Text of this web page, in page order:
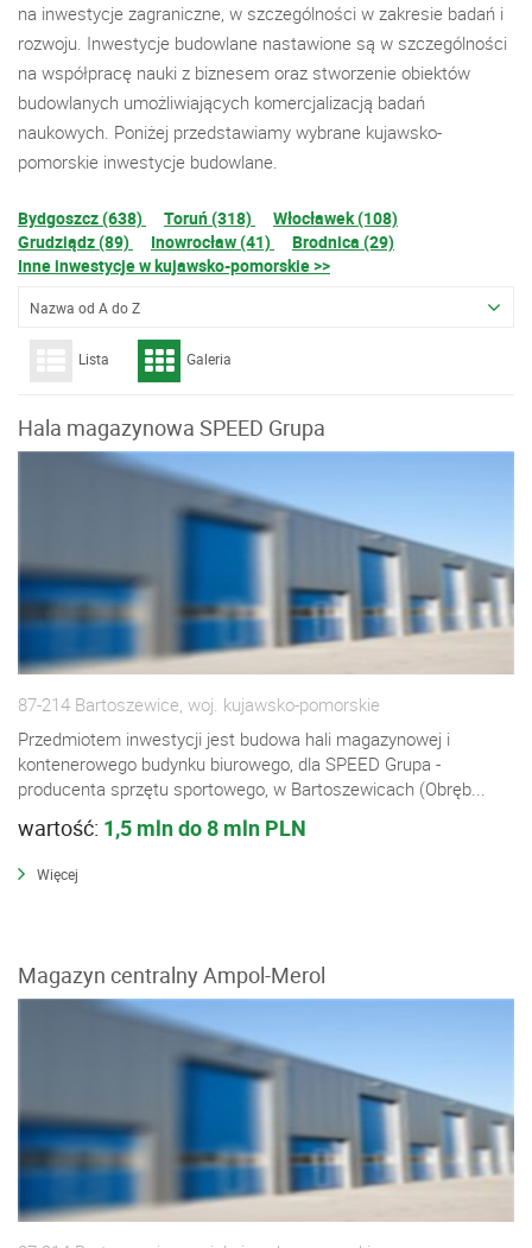
na inwestycje zagraniczne, w szczególności w zakresie badań i
rozwoju. Inwestycje budowlane nastawione są w szczególności
na współpracę nauki z biznesem oraz stworzenie obiektów
budowlanych umożliwiających komercjalizacją badań
naukowych. Poniżej przedstawiamy wybrane kujawsko-
pomorskie inwestycje budowlane.
Bydgoszcz (638) Toruń (318)
Włocławek (108)
Grudziądz (89)
Inowrocław (41)
Brodnica (29)
Inne inwestycje w kujawsko-pomorskie >>
Nazwa od A do Z
Lista Galeria
Hala magazynowa SPEED Grupa
87-214 Bartoszewice, woj. kujawsko-pomorskie
Przedmiotem inwestycji jest budowa hali magazynowej i
kontenerowego budynku biurowego, dla SPEED Grupa -
producenta sprzętu sportowego, w Bartoszewicach (Obręb...
wartość: 1,5 mln do 8 mln PLN
Więcej
Magazyn centralny Ampol-Merol